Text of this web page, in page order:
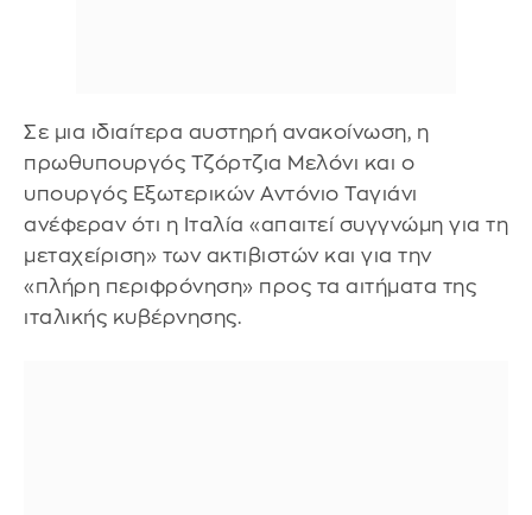
Σε μια ιδιαίτερα αυστηρή ανακοίνωση, η
πρωθυπουργός Τζόρτζια Μελόνι και ο
υπουργός Εξωτερικών Αντόνιο Ταγιάνι
ανέφεραν ότι η Ιταλία «απαιτεί συγγνώμη για τη
μεταχείριση» των ακτιβιστών και για την
«πλήρη περιφρόνηση» προς τα αιτήματα της
ιταλικής κυβέρνησης.